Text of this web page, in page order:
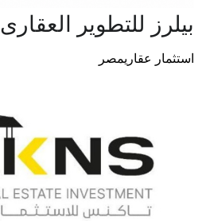
بيلرز للتطوير العقارى
استثمار عقاريمصر